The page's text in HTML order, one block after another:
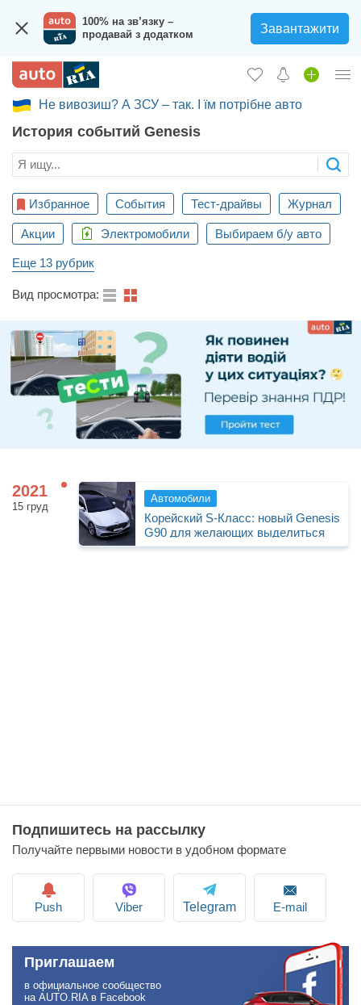
100% на зв’язку –
продавай з додатком
Завантажити
Вход в кабинет
Збір на авто для ЗСУ
Автомобили б/у
Новые авто
Новости
Отзывы об авто
Все для авто
Загрузить приложение
Продать авто
Не вивозиш? А ЗСУ – так. І їм потрібне авто
История событий Genesis
Избранное События Тест-драйвы Журнал
Акции Электромобили Выбираем б/у авто
Еще 13 рубрик
Вид просмотра:
2021
15 груд
Автомобили
Корейский S-Класс: новый Genesis
G90 для желающих выделиться
Подпишитесь на рассылку
Получайте первыми новости в удобном формате
Push Viber Telegram E-mail
Приглашаем
в официальное сообщество
на AUTO.RIA в Facebook